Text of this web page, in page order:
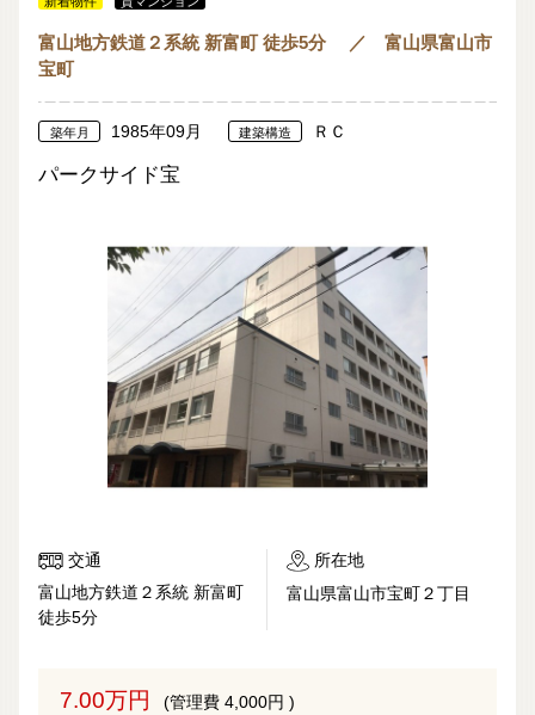
富山地方鉄道２系統 新富町 徒歩5分 ／ 富山県富山市
宝町
築年月 1985年09月 建築構造 ＲＣ
パークサイド宝
交通
富山地方鉄道２系統 新富町
徒歩5分
所在地
富山県富山市宝町２丁目
7.00万円 (管理費 4,000円 )